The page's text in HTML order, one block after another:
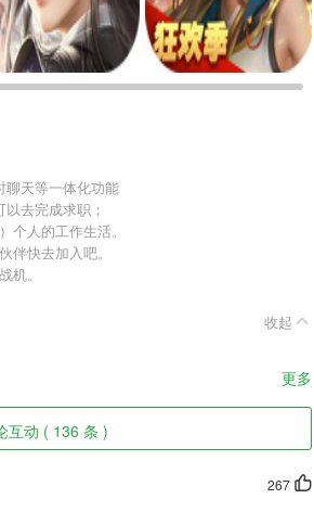
聊天等一体化功能
去完成求职；
人的工作生活。
快去加入吧。
机。
收起
更多
互动 ( 136 条 )
267